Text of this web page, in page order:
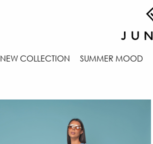
NEW COLLECTION SUMMER MOOD